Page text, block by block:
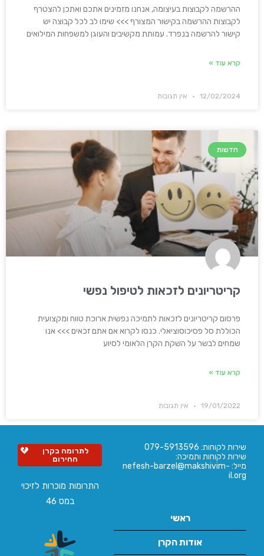
ההרשמה לקבוצות בעיצומה, אנחנו מזמינים אתכם ואתכן להצטרף
לקבוצות ההרשמה בקישור המצורף >>> שימו לב לכל קבוצה יש
קישור להרשמה בנפרד. עמותת מקשיבים והעוגן למשפחות המילואים
קרא עוד »
12/02/2024 אין תגובות
חדשות
קריטריונים לזכאות לטיפול נפשי
פרסום קריטריונים לזכאות לתמיכה נפשית ארוכת טווח ומקצועית
הכוללת סל פסיכוסוציאלי. כנסו לקרוא אם אתם זכאים >>> אנו
שמחים לבשר על השקת הקרן הלאומי לסיוע
קרא עוד »
19/01/2022 אין תגובות
שירות לקוחות: 079-5913596
שירות לקוחות ותמיכה:
מייל: nefesh-barzel@makshivim-
il.org
ראשי
אודות הקרן
לתרומה בקרן
החירום
התרומות מוכרות לזיכוי
במס 46